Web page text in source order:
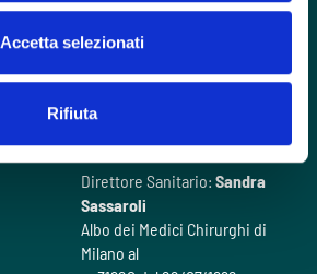
Accetta selezionati
RifiutaVideogallery
Direttore Sanitario: Sandra
Sassaroli
Albo dei Medici Chirurghi di
Milano al